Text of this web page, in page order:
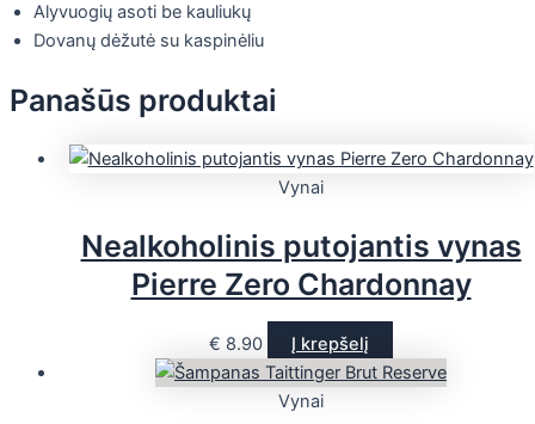
Alyvuogių asoti be kauliukų
Dovanų dėžutė su kaspinėliu
Panašūs produktai
Vynai
Nealkoholinis putojantis vynas
Pierre Zero Chardonnay
€ 8.90 Į krepšelį
Vynai